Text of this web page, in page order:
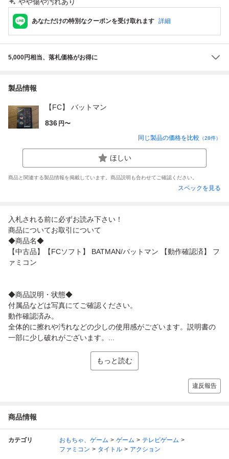
あなただけの特別なクーポンを受け取れます 詳細
5,000円相当、落札価格がお得に
製品情報
【FC】 バットマン
836 円〜
同じ製品の価格を比較 （28件）
ほしい
商品と関連する製品情報を掲載しています。商品説明も合わせてご確認ください。
スペックを見る
入札される前に必ずお読み下さい！
商品についてお取引について
◆商品名◆
【中古品】【FCソフト】 BATMAN/バットマン 【動作確認済】 フ
ァミコン
◆商品説明・状態◆
付属品などは写真にてご確認ください。
動作確認済み。
全体的に擦れや汚れなどの少しの使用感がございます。説明書の
一部に少し破れがございます。...
もっと読む
違反報告
商品情報
カテゴリ おもちゃ、ゲーム ゲーム
テレビゲーム
ファミコン
タイトル アクション